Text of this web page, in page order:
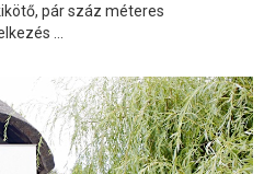
pár száz méteres
...